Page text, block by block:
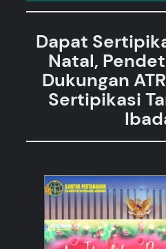
Dapat
Natal,
Dukungan
Sertipikasi